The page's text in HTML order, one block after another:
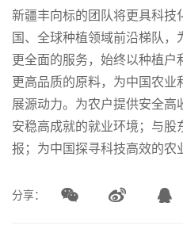
新疆丰向标的团队将更具科
国、全球种植领域前沿梯队，
更全面的服务，始终以种植
更高品质的原料，为中国农
展源动力。为农户提供安全
安稳高成就的就业环境；与股
报；为中国探寻科技高效的农
分享：